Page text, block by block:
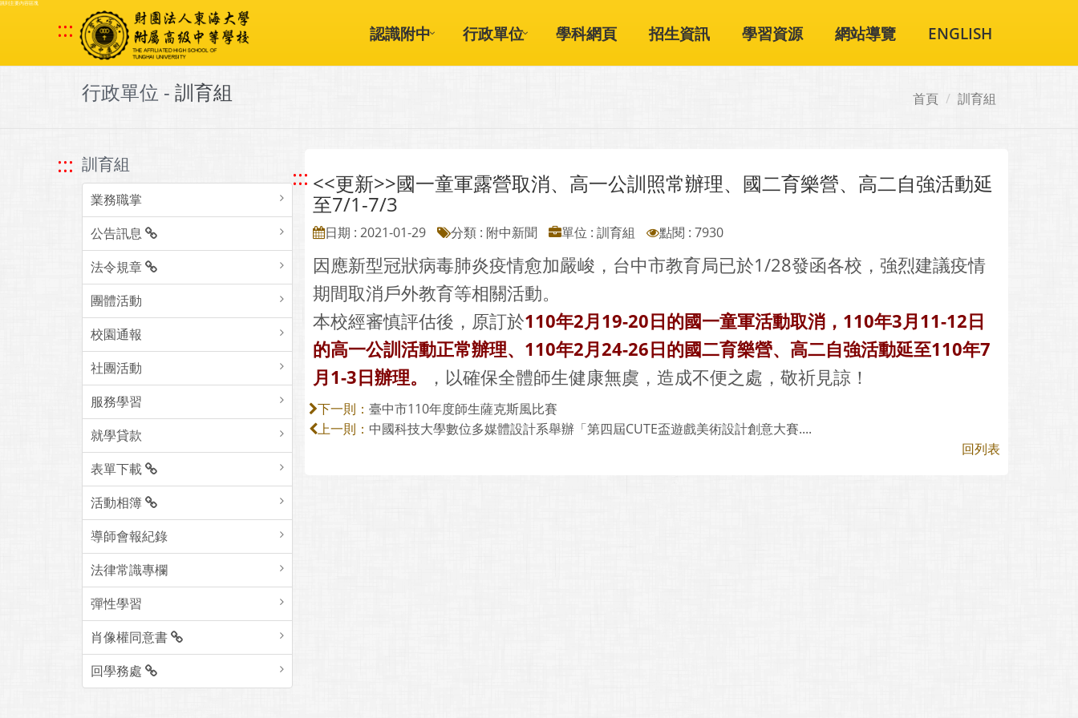
跳到主要內容區塊
::: 認識附中 行政單位 學科網頁 招生資訊 學習資源 網站導覽 ENGLISH
行政單位 - 訓育組 首頁 訓育組
::: 訓育組
業務職掌
公告訊息
法令規章
團體活動
校園通報
社團活動
服務學習
就學貸款
表單下載
活動相簿
導師會報紀錄
法律常識專欄
彈性學習
肖像權同意書
回學務處
::: <<更新>>國一童軍露營取消、高一公訓照常辦理、國二育樂營、高二自強活動延
至7/1-7/3
日期 : 2021-01-29 分類 : 附中新聞 單位 : 訓育組 點閱 : 7930
因應新型冠狀病毒肺炎疫情愈加嚴峻，台中市教育局已於1/28發函各校，強烈建議疫情
期間取消戶外教育等相關活動。
本校經審慎評估後，原訂於110年2月19-20日的國一童軍活動取消，110年3月11-12日
的高一公訓活動正常辦理、110年2月24-26日的國二育樂營、高二自強活動延至110年7
月1-3日辦理。
，以確保全體師生健康無虞，造成不便之處，敬祈見諒！
下一則： 臺中市110年度師生薩克斯風比賽
上一則： 中國科技大學數位多媒體設計系舉辦「第四屆CUTE盃遊戲美術設計創意大賽....
回列表